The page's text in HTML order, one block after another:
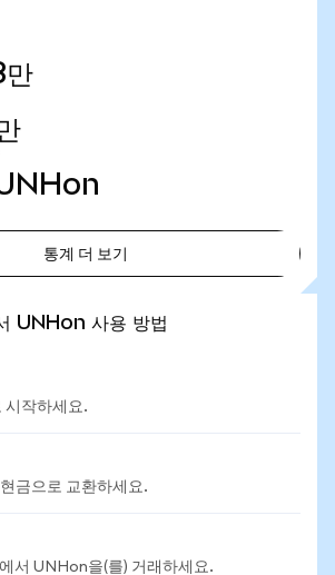
통계 더 보기
UNHon 사용 방법
시작하세요.
금으로 교환하세요.
서 UNHon을(를) 거래하세요.